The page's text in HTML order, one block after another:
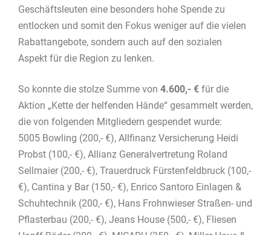
Geschäftsleuten eine besonders hohe Spende zu
entlocken und somit den Fokus weniger auf die vielen
Rabattangebote, sondern auch auf den sozialen
Aspekt für die Region zu lenken.
So konnte die stolze Summe von 4.600,- € für die
Aktion „Kette der helfenden Hände“ gesammelt werden,
die von folgenden Mitgliedern gespendet wurde:
5005 Bowling (200,- €), Allfinanz Versicherung Heidi
Probst (100,- €), Allianz Generalvertretung Roland
Sellmaier (200,- €), Trauerdruck Fürstenfeldbruck (100,-
€), Cantina y Bar (150,- €), Enrico Santoro Einlagen &
Schuhtechnik (200,- €), Hans Frohnwieser Straßen- und
Pflasterbau (200,- €), Jeans House (500,- €), Fliesen